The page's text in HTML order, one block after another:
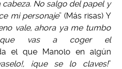
No salgo del papel y
mi personaje” (Más risas) Y
vale, ahora ya me tumbo
que vas a coger el
el que Manolo en algún
¡que se lo claves!”